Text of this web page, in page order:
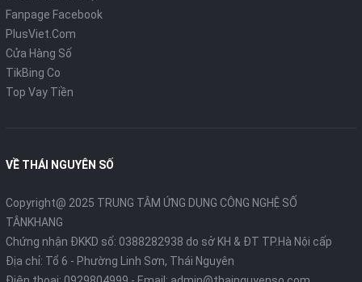
Fanpage Facebook
PlusViet.Com
Cửa Hàng Số
TikBing Co
Top Vay Tiền
VỀ THÁI NGUYÊN SỐ
Copyright@ 2025 TRUNG TÂM ỨNG DỤNG CÔNG NGHỆ SỐ
TÂNKHANG
Chứng nhận ĐKKD số: 0388282938 do sở KH & ĐT TP.Hà Nội cấp
Địa chỉ: Tổ 6 - Phường Linh Sơn, Thái Nguyên